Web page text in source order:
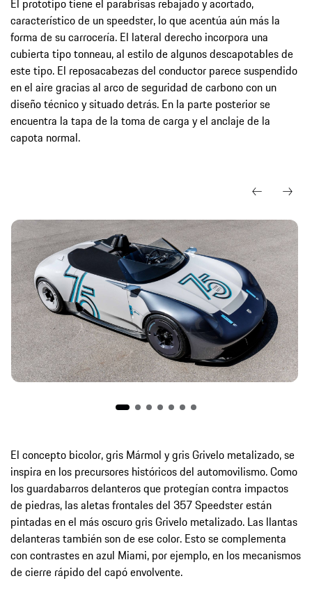
característico de un speedster, lo que acentúa aún más la
forma de su carrocería. El lateral derecho incorpora una
cubierta tipo tonneau, al estilo de algunos descapotables de
este tipo. El reposacabezas del conductor parece suspendido
en el aire gracias al arco de seguridad de carbono con un
diseño técnico y situado detrás. En la parte posterior se
encuentra la tapa de la toma de carga y el anclaje de la
capota normal.
El concepto bicolor, gris Mármol y gris Grivelo metalizado, se
inspira en los precursores históricos del automovilismo. Como
los guardabarros delanteros que protegían contra impactos
de piedras, las aletas frontales del 357 Speedster están
pintadas en el más oscuro gris Grivelo metalizado. Las llantas
delanteras también son de ese color. Esto se complementa
con contrastes en azul Miami, por ejemplo, en los mecanismos
de cierre rápido del capó envolvente.